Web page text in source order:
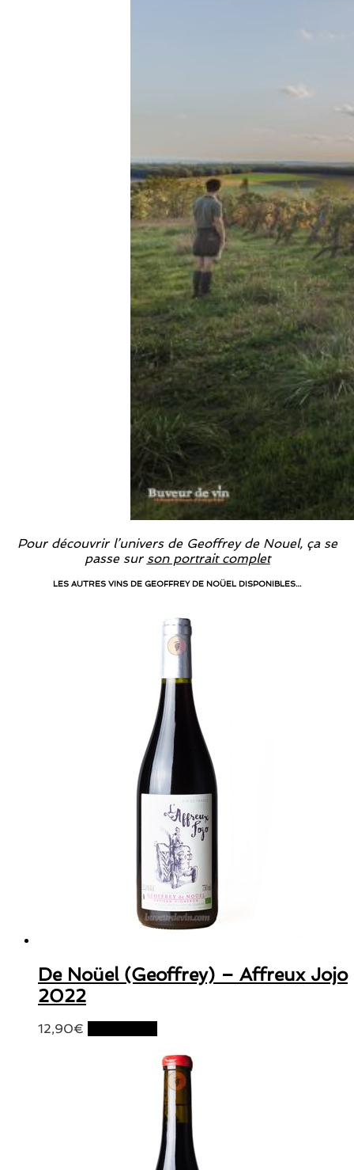
Pour découvrir l’univers de Geoffrey de Nouel, ça se
passe sur son portrait complet
LES AUTRES VINS DE GEOFFREY DE NOÜEL DISPONIBLES…
De Noüel (Geoffrey) – Affreux Jojo
2022
12,90€